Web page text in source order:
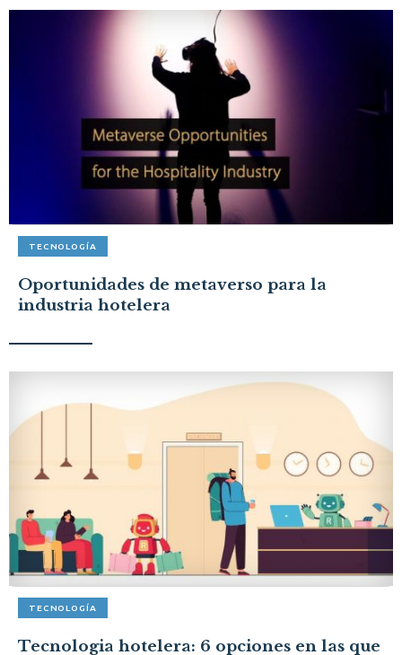
TECNOLOGÍA
Oportunidades de metaverso para la
industria hotelera
TECNOLOGÍA
Tecnologia hotelera: 6 opciones en las que